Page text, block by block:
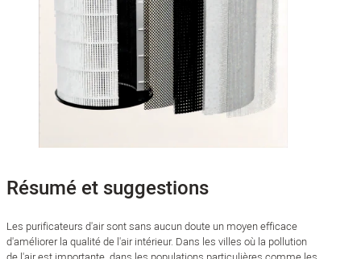
Résumé et suggestions
Les purificateurs d'air sont sans aucun doute un moyen efficace
d'améliorer la qualité de l'air intérieur. Dans les villes où la pollution